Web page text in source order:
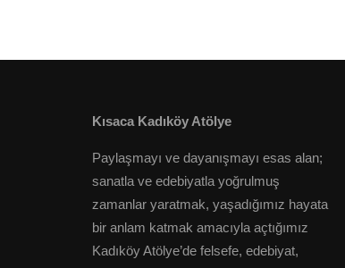
Kısaca Kadıköy Atölye
Paylaşmayı ve dayanışmayı esas alan;
sanatla ve edebiyatla yoğrulmuş
zamanlar yaratmak, yaşadığımız hayata
bir anlam katmak amacıyla açtığımız
Kadıköy Atölye’de felsefe, edebiyat,